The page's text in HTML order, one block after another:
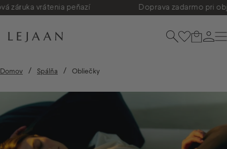
Preskočiť na obsah
vrátenia peňazí Doprava zadarmo pri
Lejaan.sk HľadaťKošík
Domov / Spálňa / Obliečky